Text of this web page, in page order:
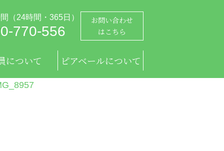
（24時間・365日）
770-556
お問い合わせ
はこちら
について
ール会員
ール友の会
ピアベールについて
会社概要
スタッフ紹介
メディア掲載